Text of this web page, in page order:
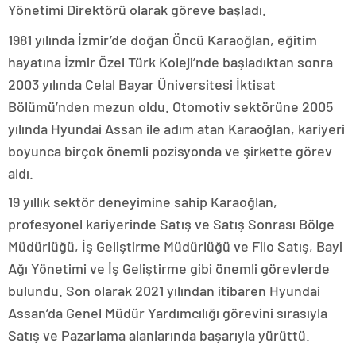
Yönetimi Direktörü olarak göreve başladı.
1981 yılında İzmir’de doğan Öncü Karaoğlan, eğitim
hayatına İzmir Özel Türk Koleji’nde başladıktan sonra
2003 yılında Celal Bayar Üniversitesi İktisat
Bölümü’nden mezun oldu. Otomotiv sektörüne 2005
yılında Hyundai Assan ile adım atan Karaoğlan, kariyeri
boyunca birçok önemli pozisyonda ve şirkette görev
aldı.
19 yıllık sektör deneyimine sahip Karaoğlan,
profesyonel kariyerinde Satış ve Satış Sonrası Bölge
Müdürlüğü, İş Geliştirme Müdürlüğü ve Filo Satış, Bayi
Ağı Yönetimi ve İş Geliştirme gibi önemli görevlerde
bulundu. Son olarak 2021 yılından itibaren Hyundai
Assan’da Genel Müdür Yardımcılığı görevini sırasıyla
Satış ve Pazarlama alanlarında başarıyla yürüttü.